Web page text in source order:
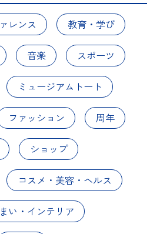
レンス 教育・学び
音楽 スポーツ
ミュージアムトート
ファッション 周年
ショップ
コスメ・美容・ヘルス
い・インテリア